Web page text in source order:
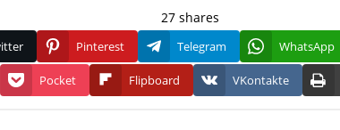
27 shares
Pinterest Telegram WhatsApp
Pocket Flipboard VKontakte